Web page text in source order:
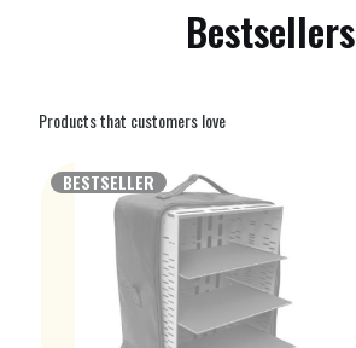
Bestsellers
Products that customers love
BESTSELLER